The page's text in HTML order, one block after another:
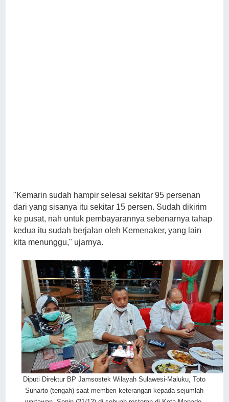
"Kemarin sudah hampir selesai sekitar 95 persenan
dari yang sisanya itu sekitar 15 persen. Sudah dikirim
ke pusat, nah untuk pembayarannya sebenarnya tahap
kedua itu sudah berjalan oleh Kemenaker, yang lain
kita menunggu," ujarnya.
Diputi Direktur BP Jamsostek Wilayah Sulawesi-Maluku, Toto
Suharto (tengah) saat memberi keterangan kepada sejumlah